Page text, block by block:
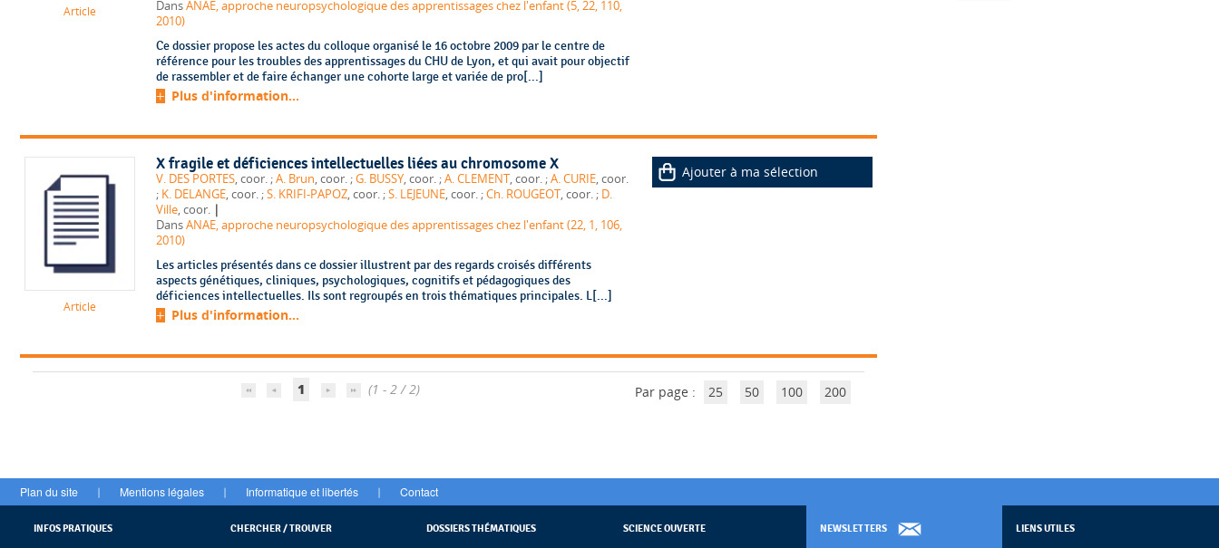
Article DansANAE, approche neuropsychologique des apprentissages chez l'enfant (5, 22, 110,
2010)
Ce dossier propose les actes du colloque organisé le 16 octobre 2009 par le centre de
référence pour les troubles des apprentissages du CHU de Lyon, et qui avait pour objectif
de rassembler et de faire échanger une cohorte large et variée de pro[...]
Plus d'information...
Article
X fragile et déficiences intellectuelles liées au chromosome X
V. DES PORTES , coor. ;A. Brun , coor. ;G. BUSSY , coor. ;A. CLEMENT , coor. ;A. CURIE, coor.
; K. DELANGE , coor. ;S. KRIFI-PAPOZ , coor. ;S. LEJEUNE , coor. ;Ch. ROUGEOT , coor. ; D.
Ville, coor. |
DansANAE, approche neuropsychologique des apprentissages chez l'enfant (22, 1, 106,
2010)
Les articles présentés dans ce dossier illustrent par des regards croisés différents
aspects génétiques, cliniques, psychologiques, cognitifs et pédagogiques des
déficiences intellectuelles. Ils sont regroupés en trois thématiques principales. L[...]
Plus d'information...
Ajouter à ma sélection
1 (1 - 2 / 2) Par page : 25 50 100 200
Plan du site | Mentions légales | Informatique et libertés | Contact
INFOS PRATIQUES CHERCHER / TROUVER DOSSIERS THÉMATIQUES SCIENCE OUVERTE NEWSLETTERS LIENS UTILES